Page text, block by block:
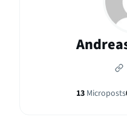
13Microposts